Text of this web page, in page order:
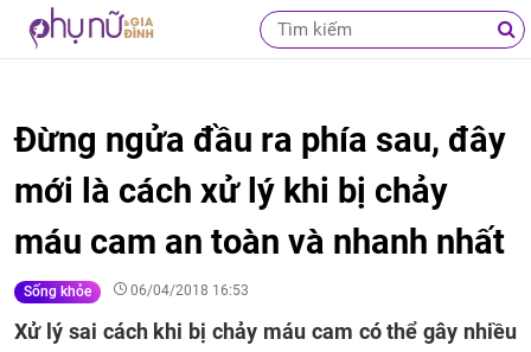
Đừng ngửa đầu ra phía sau, đây
mới là cách xử lý khi bị chảy
máu cam an toàn và nhanh nhất
Sống khỏe 06/04/2018 16:53
Xử lý sai cách khi bị chảy máu cam có thể gây nhiều